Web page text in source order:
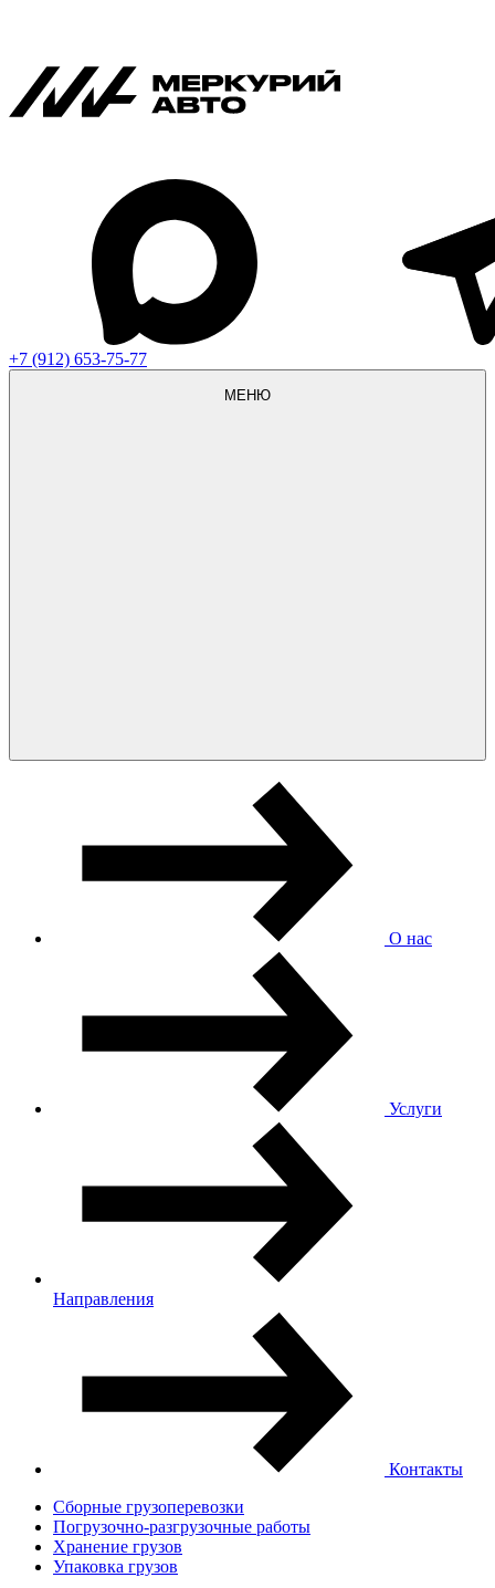
+7 (912) 653-75-77
МЕНЮ
О нас
Услуги
Направления
Контакты
Сборные грузоперевозки
Погрузочно-разгрузочные работы
Хранение грузов
Упаковка грузов